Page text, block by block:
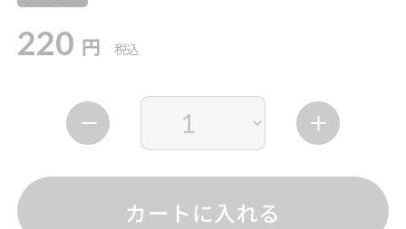
220 円 税込
カートに入れる